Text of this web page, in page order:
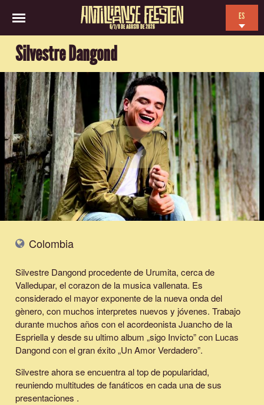
6/7/8 DE AGOSTO DE 2026
ES
Silvestre Dangond
Colombia
Silvestre Dangond procedente de Urumita, cerca de
Valledupar, el corazon de la musica vallenata. Es
considerado el mayor exponente de la nueva onda del
gènero, con muchos interpretes nuevos y jóvenes. Trabajo
durante muchos años con el acordeonista Juancho de la
Espriella y desde su ultimo album „sigo Invicto” con Lucas
Dangond con el gran éxito „Un Amor Verdadero”.
Silvestre ahora se encuentra al top de popularidad,
reuniendo multitudes de fanáticos en cada una de sus
presentaciones .